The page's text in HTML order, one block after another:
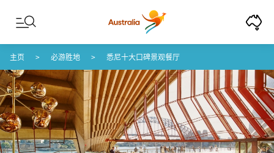
Skip to content
Skip to footer navigation
主页 必游胜地 悉尼十大口碑景观餐厅